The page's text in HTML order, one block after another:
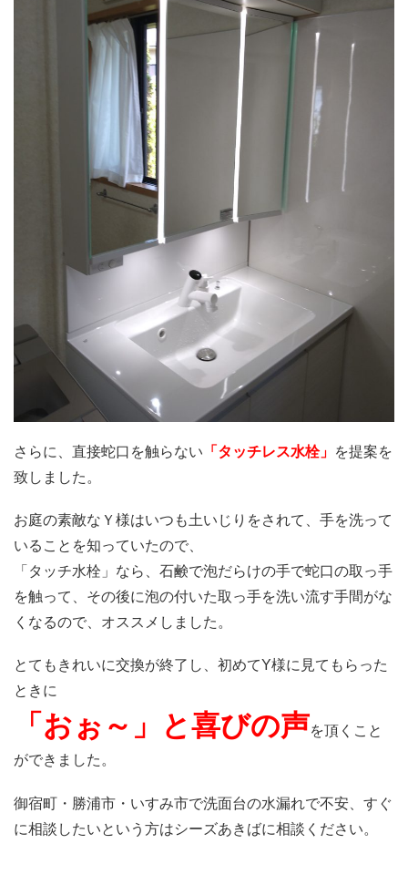
さらに、直接蛇口を触らない 「タッチレス水栓」 を提案を
致しました。
お庭の素敵なＹ様はいつも土いじりをされて、手を洗って
いることを知っていたので、
「タッチ水栓」なら、石鹸で泡だらけの手で蛇口の取っ手
を触って、その後に泡の付いた取っ手を洗い流す手間がな
くなるので、オススメしました。
とてもきれいに交換が終了し、初めてY様に見てもらった
ときに
「おぉ～」と喜びの声を頂くこと
ができました。
御宿町・勝浦市・いすみ市で洗面台の水漏れで不安、すぐ
に相談したいという方はシーズあきばに相談ください。